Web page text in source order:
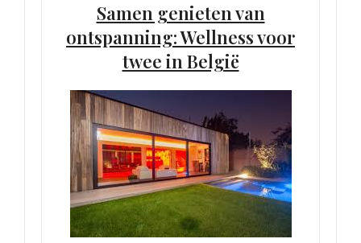
Samen genieten van
ontspanning: Wellness voor
twee in België